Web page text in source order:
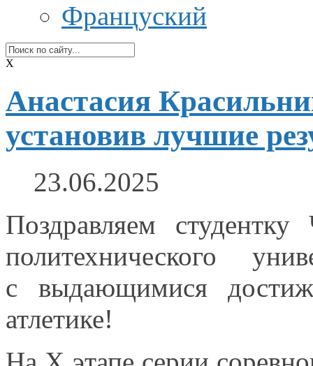
Француский
X
Анастасия
установив лучшие
23.06.2025
Поздравляем студентку
политехнического
с выдающимися
атлетике!